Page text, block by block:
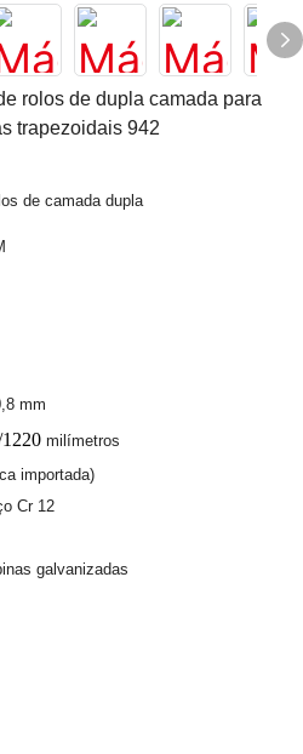
rolos de dupla camada para
trapezoidais 942
de camada dupla
mm
milímetros
importada)
Cr 12
galvanizadas